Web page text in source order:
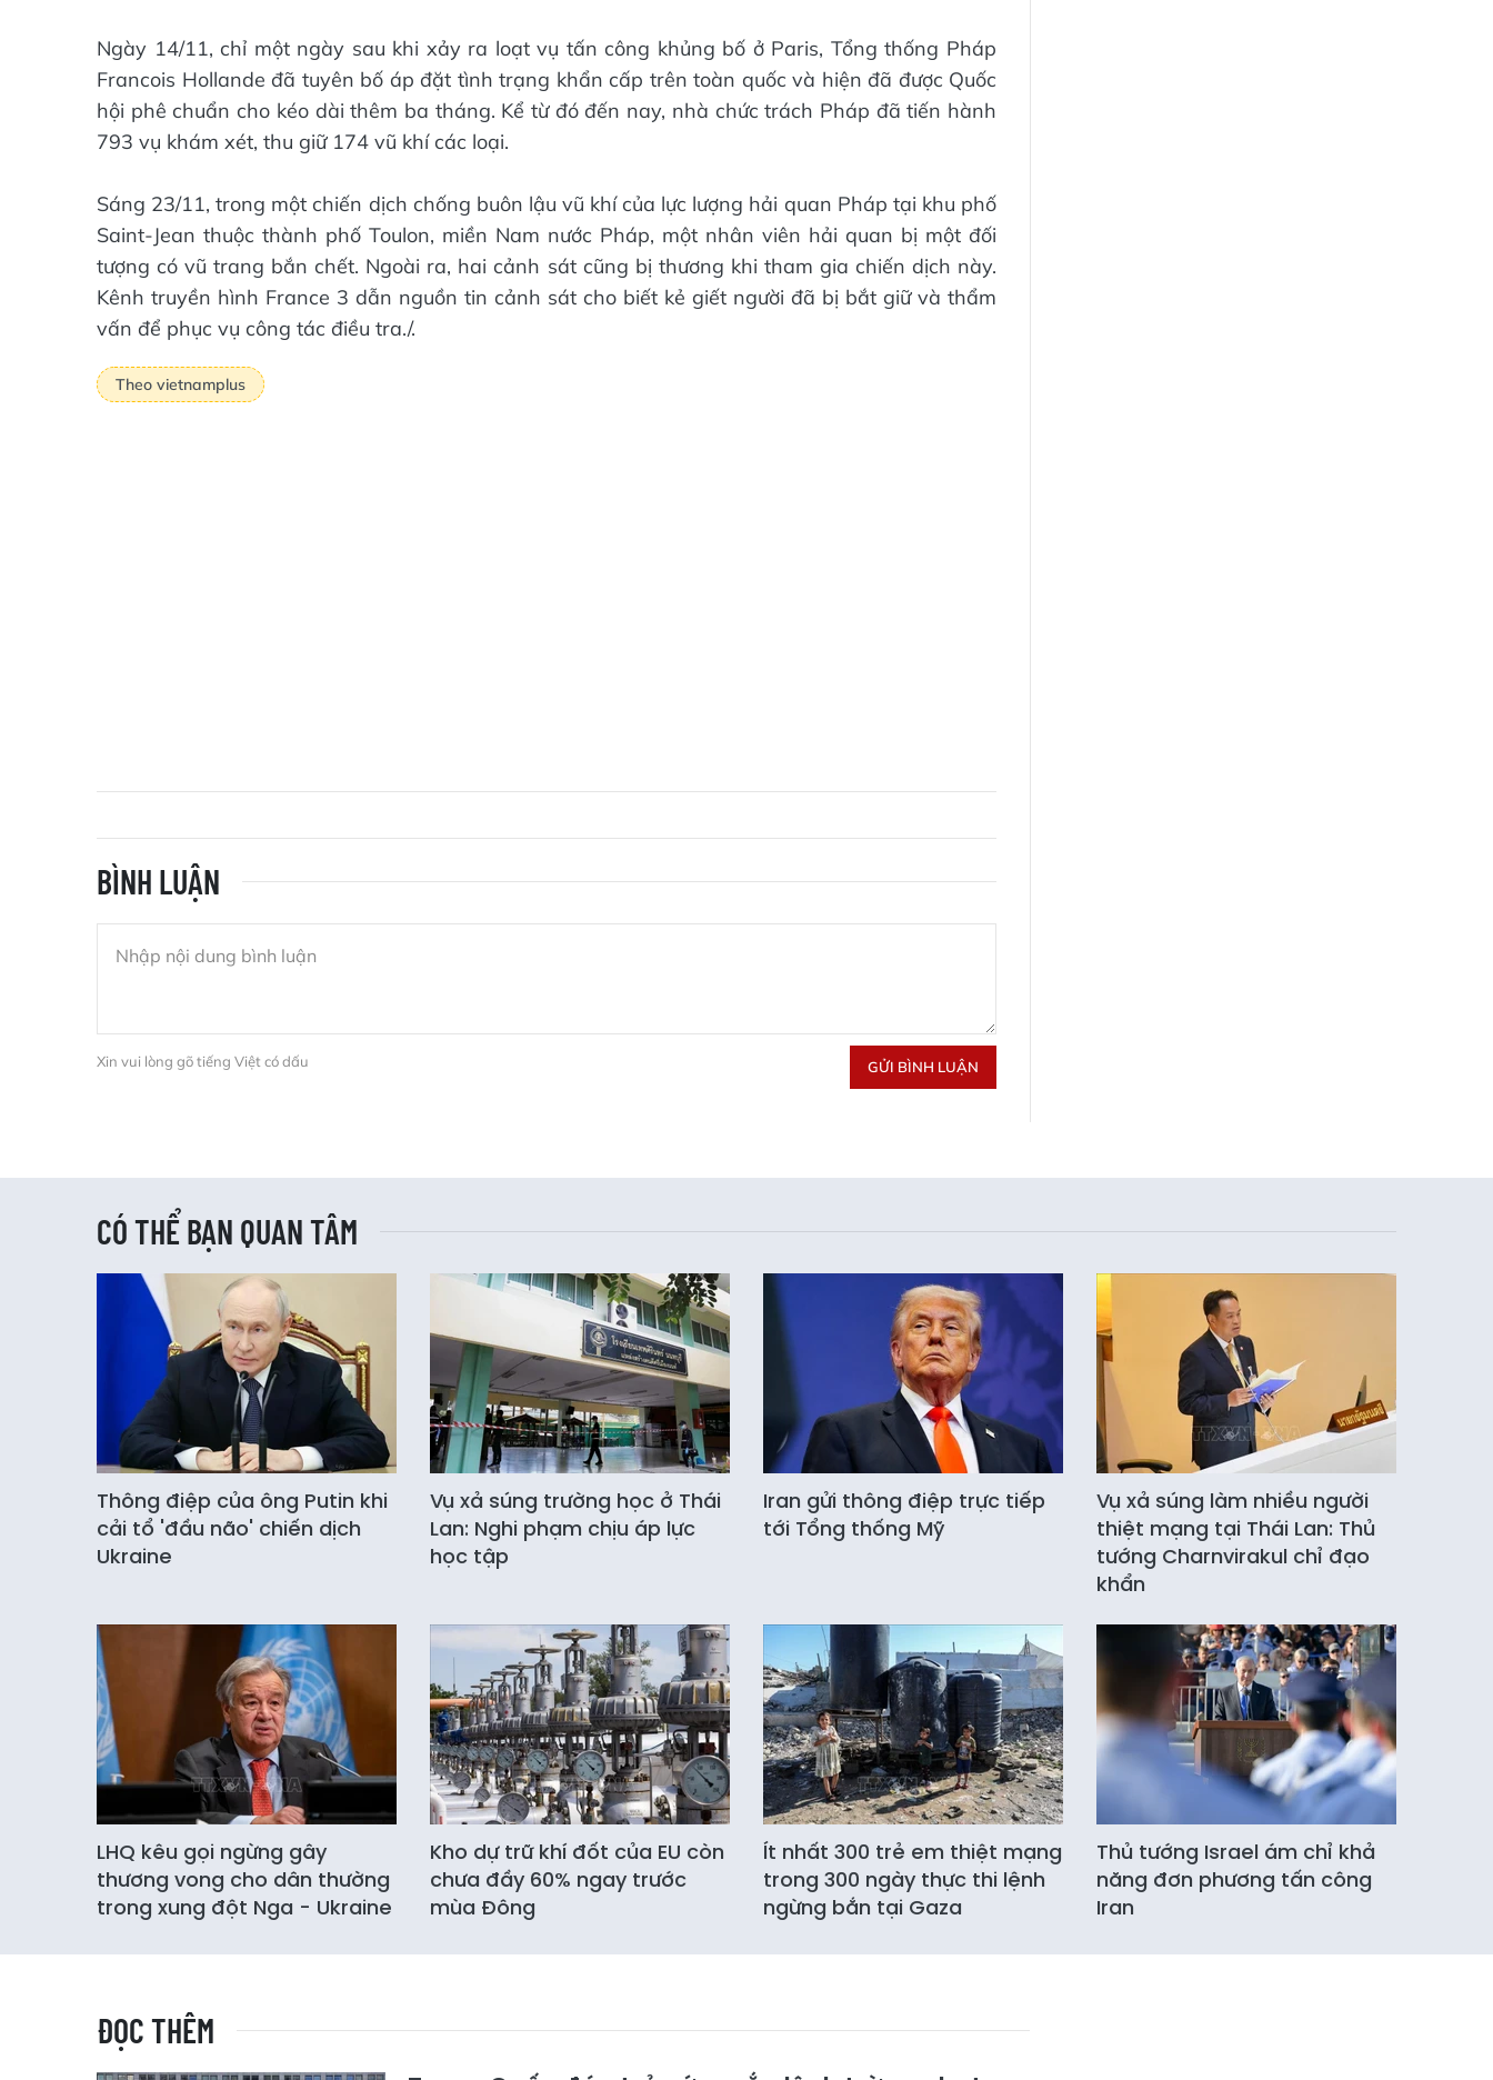
Ngày 14/11, chỉ một ngày sau khi xảy ra loạt vụ tấn công khủng bố ở Paris, Tổng thống Pháp
Francois Hollande đã tuyên bố áp đặt tình trạng khẩn cấp trên toàn quốc và hiện đã được Quốc
hội phê chuẩn cho kéo dài thêm ba tháng. Kể từ đó đến nay, nhà chức trách Pháp đã tiến hành
793 vụ khám xét, thu giữ 174 vũ khí các loại.
Sáng 23/11, trong một chiến dịch chống buôn lậu vũ khí của lực lượng hải quan Pháp tại khu phố
Saint-Jean thuộc thành phố Toulon, miền Nam nước Pháp, một nhân viên hải quan bị một đối
tượng có vũ trang bắn chết. Ngoài ra, hai cảnh sát cũng bị thương khi tham gia chiến dịch này.
Kênh truyền hình France 3 dẫn nguồn tin cảnh sát cho biết kẻ giết người đã bị bắt giữ và thẩm
vấn để phục vụ công tác điều tra./.
Theo vietnamplus
BÌNH LUẬN
Xin vui lòng gõ tiếng Việt có dấu GỬI BÌNH LUẬN
CÓ THỂ BẠN QUAN TÂM
Thông điệp của ông Putin khi
cải tổ 'đầu não' chiến dịch
Ukraine
Vụ xả súng trường học ở Thái
Lan: Nghi phạm chịu áp lực
học tập
Iran gửi thông điệp trực tiếp
tới Tổng thống Mỹ
Vụ xả súng làm nhiều người
thiệt mạng tại Thái Lan: Thủ
tướng Charnvirakul chỉ đạo
khẩn
LHQ kêu gọi ngừng gây
thương vong cho dân thường
trong xung đột Nga - Ukraine
Kho dự trữ khí đốt của EU còn
chưa đầy 60% ngay trước
mùa Đông
Ít nhất 300 trẻ em thiệt mạng
trong 300 ngày thực thi lệnh
ngừng bắn tại Gaza
Thủ tướng Israel ám chỉ khả
năng đơn phương tấn công
Iran
ĐỌC THÊM